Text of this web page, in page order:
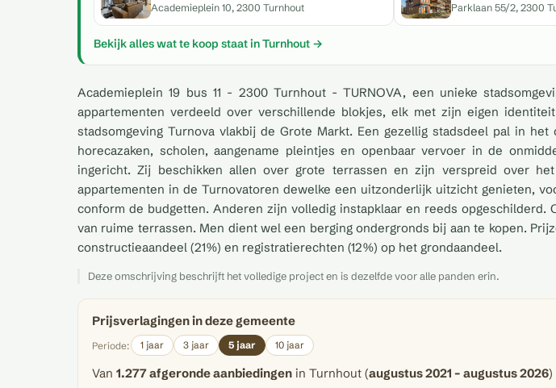
Academieplein 10, 2300 Turnhout Parklaan 55/2, 2300
Bekijk alles wat te koop staat in Turnhout →
Academieplein 19 bus 11 - 2300 Turnhout - TURNOVA, een unieke
appartementen verdeeld over verschillende blokjes, elk met zijn eigen
stadsomgeving Turnova vlakbij de Grote Markt. Een gezellig stadsdeel pal in
horecazaken, scholen, aangename pleintjes en openbaar vervoer in de
ingericht. Zij beschikken allen over grote terrassen en zijn verspreid over
appartementen in de Turnovatoren dewelke een uitzonderlijk uitzicht genieten,
conform de budgetten. Anderen zijn volledig instapklaar en reeds opgeschilderd.
van ruime terrassen. Men dient wel een berging ondergronds bij aan te kopen.
constructieaandeel (21%) en registratierechten (12%) op het grondaandeel.
Deze omschrijving beschrijft het volledige project en is dezelfde voor alle panden erin.
Prijsverlagingen in deze gemeente
Periode: 1 jaar 3 jaar 5 jaar 10 jaar
Van 1.277 afgeronde aanbiedingen in Turnhout (augustus 2021 – augustus 2026)